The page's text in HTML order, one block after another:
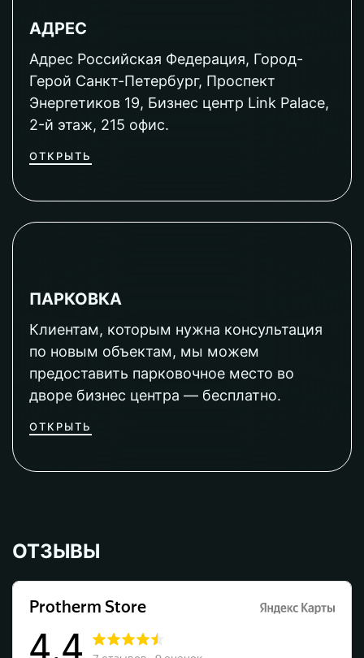
АДРЕС
Адрес Российская Федерация, Город-
Герой Санкт-Петербург, Проспект
Энергетиков 19, Бизнес центр Link Palace,
2-й этаж, 215 офис.
ОТКРЫТЬ
ПАРКОВКА
Клиентам, которым нужна консультация
по новым объектам, мы можем
предоставить парковочное место во
дворе бизнес центра — бесплатно.
ОТКРЫТЬ
ОТЗЫВЫ